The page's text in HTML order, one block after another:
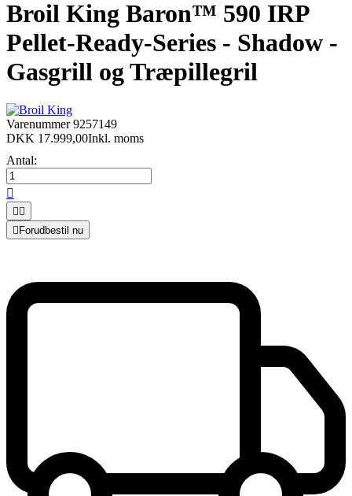
Broil King Baron™ 590 IRP
Pellet-Ready-Series - Shadow -
Gasgrill og Træpillegril
Varenummer9257149
DKK 17.999,00Inkl. moms
Antal:

 
 Forudbestil nu